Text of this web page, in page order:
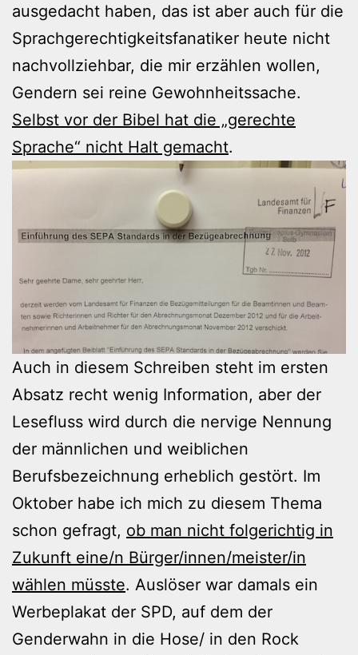
ausgedacht haben, das ist aber auch für die
Sprachgerechtigkeitsfanatiker heute nicht
nachvollziehbar, die mir erzählen wollen,
Gendern sei reine Gewohnheitssache.
Selbst vor der Bibel hat die „gerechte
Sprache“ nicht Halt gemacht.
Auch in diesem Schreiben steht im ersten
Absatz recht wenig Information, aber der
Lesefluss wird durch die nervige Nennung
der männlichen und weiblichen
Berufsbezeichnung erheblich gestört. Im
Oktober habe ich mich zu diesem Thema
schon gefragt, ob man nicht folgerichtig in
Zukunft eine/n Bürger/innen/meister/in
wählen müsste. Auslöser war damals ein
Werbeplakat der SPD, auf dem der
Genderwahn in die Hose/ in den Rock